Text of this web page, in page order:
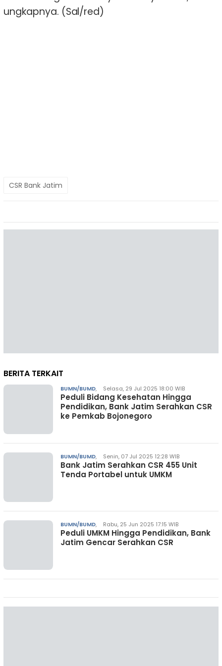
ungkapnya. (Sal/red)
CSR Bank Jatim
BERITA TERKAIT
BUMN/BUMD, Selasa, 29 Jul 2025 18:00 WIB
Peduli Bidang Kesehatan Hingga
Pendidikan, Bank Jatim Serahkan CSR
ke Pemkab Bojonegoro
BUMN/BUMD, Senin, 07 Jul 2025 12:28 WIB
Bank Jatim Serahkan CSR 455 Unit
Tenda Portabel untuk UMKM
BUMN/BUMD, Rabu, 25 Jun 2025 17:15 WIB
Peduli UMKM Hingga Pendidikan, Bank
Jatim Gencar Serahkan CSR